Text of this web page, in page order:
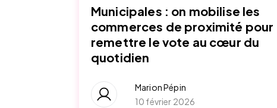
Municipales : on mobilise les
commerces de proximité pour
remettre le vote au cœur du
quotidien
Marion Pépin
10 février 2026